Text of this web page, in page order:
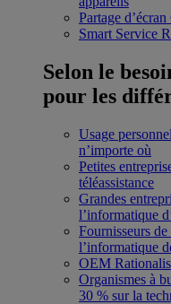
Partage d’écran
Smart Service
Selon le
pour les
Usage personnel
n’importe où
Petites
téléassistance
Grandes
l’informatique
Fournisseurs de
l’informatique
OEM
Organismes à
30 % sur la